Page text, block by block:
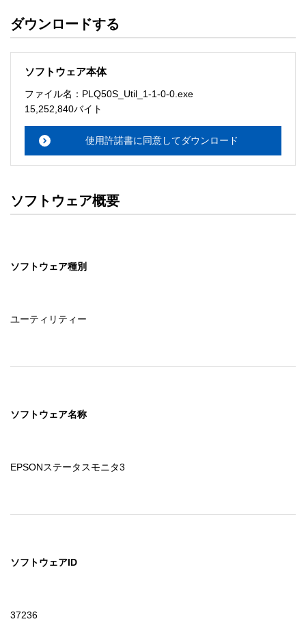
・ソフトウェアを改変、またはリバースエンジニアリング
ソフトウェアのサポート
・本サーバでは、ユーザーサポートは行いません。搭載ソ
メーションセンターまでお願い
ルをお読み下さい。
ソフトウェアの保証範囲
・ソフトウェアのダウンロード・導入はお客様の責任にお
セイコーエプソン株式会社に帰属します。
ダウンロードする
ソフトウェア本体
ファイル名：PLQ50S_Util_1-1-0-0.exe
15,252,840バイト
使用許諾書に同意してダウンロード
ソフトウェア概要
ソフトウェア種別
ユーティリティー
ソフトウェア名称
EPSONステータスモニタ3
ソフトウェアID
37236